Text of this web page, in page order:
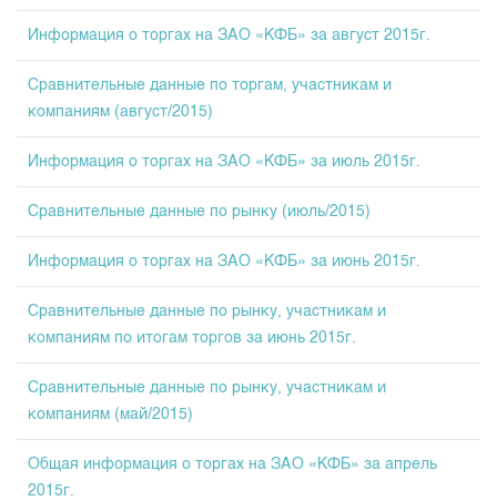
Development Strategy
Contact
25 years of CJSC KSE
Quotes
Auction GS Schedule
Results of GS auctions
Информация о торгах на ЗАО «КФБ» за август 2015г.
Сравнительные данные по торгам, участникам и
компаниям (август/2015)
Информация о торгах на ЗАО «КФБ» за июль 2015г.
Сравнительные данные по рынку (июль/2015)
Информация о торгах на ЗАО «КФБ» за июнь 2015г.
Сравнительные данные по рынку, участникам и
компаниям по итогам торгов за июнь 2015г.
Сравнительные данные по рынку, участникам и
компаниям (май/2015)
Общая информация о торгах на ЗАО «КФБ» за апрель
2015г.